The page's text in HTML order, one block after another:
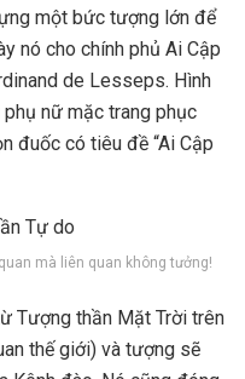
một bức tượng lớn để
nó cho chính phủ Ai Cập
de Lesseps. Hình
nữ mặc trang phục
đuốc có tiêu đề “Ai Cập
mà liên quan không tưởng!
Tượng thần Mặt Trời trên
thế giới) và tượng sẽ